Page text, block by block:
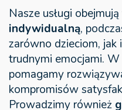
Nasze usługi obejmują
indywidualną,
zarówno dzieciom, jak
trudnymi emocjami. W
pomagamy
kompromisów
Prowadzimy również